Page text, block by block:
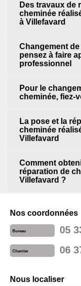
Des travaux de
cheminée
à Villefavard
Changement
pensez à faire
professionnel
Pour le
cheminée, fiez-
La pose et la
cheminée
Villefavard
Comment
réparation de
Villefavard ?
Nos coordonnées
Bureau 05
Chantier 06
Nous localiser